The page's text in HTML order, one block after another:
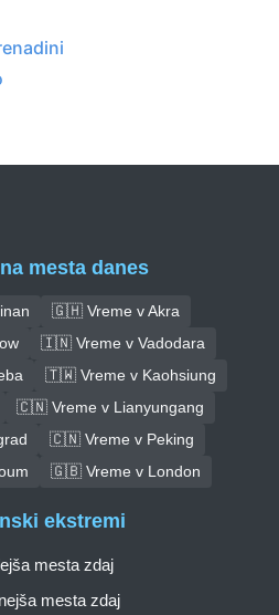
mesta danes
🇬🇭 Vreme v Akra
🇮🇳 Vreme v Vadodara
🇹🇼 Vreme v Kaohsiung
🇨🇳 Vreme v Lianyungang
🇨🇳 Vreme v Peking
🇬🇧 Vreme v London
ekstremi
mesta zdaj
mesta zdaj